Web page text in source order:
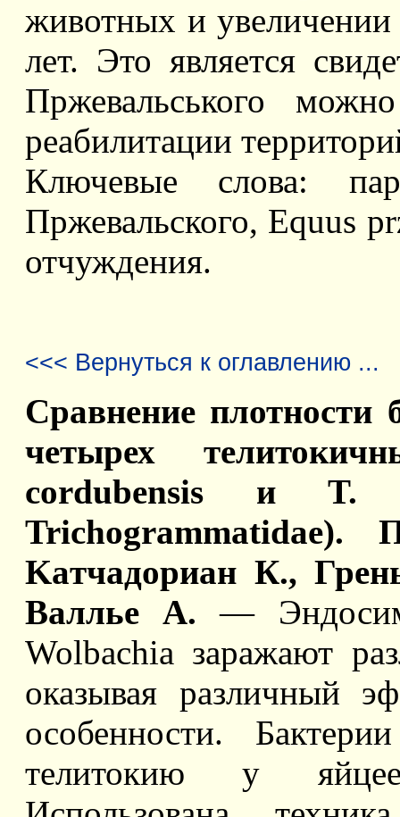
животных и увеличении
лет. Это является
Пржевальського
реабилитации
Ключевые слова:
Пржевальского, Equus
отчуждения.
<<< Вернуться к оглавлению ...
Сравнение плотности
четырех
cordubensis и T.
Kaтчадориан К.,
Валлье A. —
Wolbachia заражают
оказывая различный
особенности.
телитокию у